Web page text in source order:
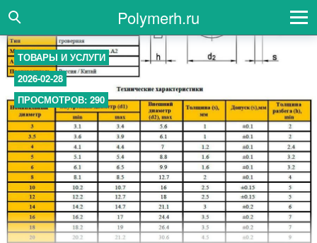
Polymerh.ru
ТОВАРЫ И УСЛУГИ
2026-02-28
ПРОСМОТРОВ: 290